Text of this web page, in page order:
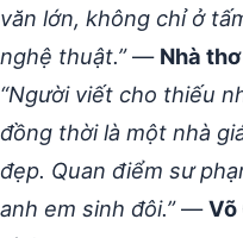
văn lớn, không chỉ ở
nghệ thuật.”— Nhà
“Người viết cho thiếu
đồng thời là một nhà
đẹp. Quan điểm sư
anh em sinh đôi.”—Võ